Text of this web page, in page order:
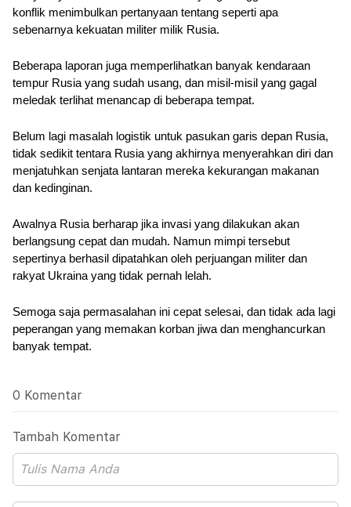
konflik menimbulkan pertanyaan tentang seperti apa
sebenarnya kekuatan militer milik Rusia.
Beberapa laporan juga memperlihatkan banyak kendaraan
tempur Rusia yang sudah usang, dan misil-misil yang gagal
meledak terlihat menancap di beberapa tempat.
Belum lagi masalah logistik untuk pasukan garis depan Rusia,
tidak sedikit tentara Rusia yang akhirnya menyerahkan diri dan
menjatuhkan senjata lantaran mereka kekurangan makanan
dan kedinginan.
Awalnya Rusia berharap jika invasi yang dilakukan akan
berlangsung cepat dan mudah. Namun mimpi tersebut
sepertinya berhasil dipatahkan oleh perjuangan militer dan
rakyat Ukraina yang tidak pernah lelah.
Semoga saja permasalahan ini cepat selesai, dan tidak ada lagi
peperangan yang memakan korban jiwa dan menghancurkan
banyak tempat.
0 Komentar
Tambah Komentar